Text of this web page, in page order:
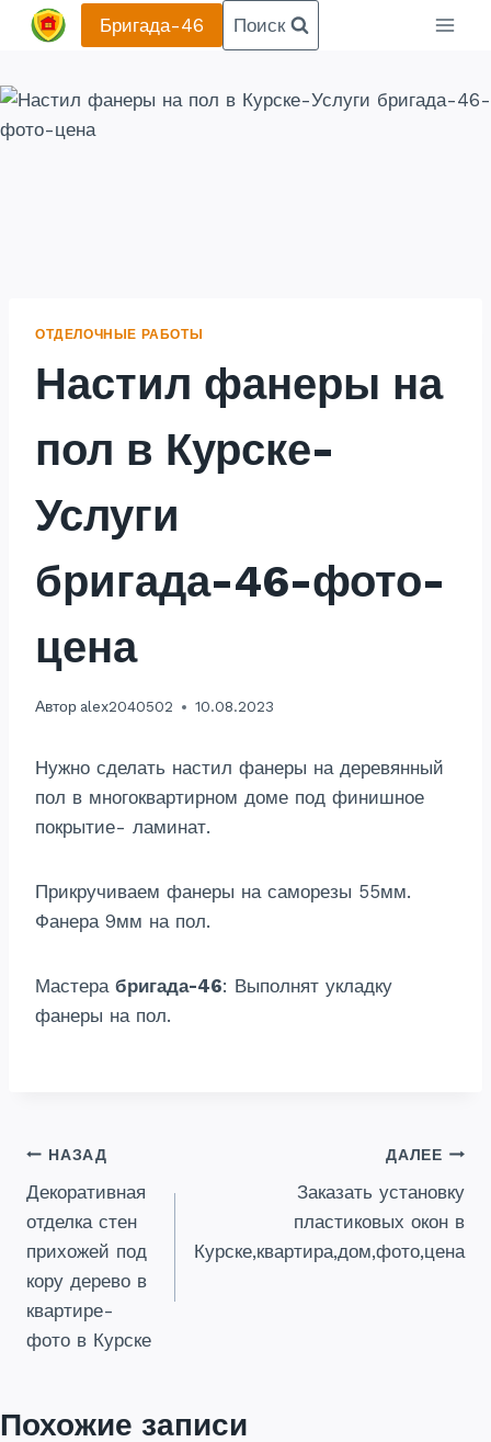
Перейти
Бригада-46 Поиск
ОТДЕЛОЧНЫЕ РАБОТЫ
Настил фанеры на
пол в Курске-
Услуги
бригада-46-фото-
цена
Автор alex2040502 10.08.2023
Нужно сделать настил фанеры на деревянный
пол в многоквартирном доме под финишное
покрытие- ламинат.
Прикручиваем фанеры на саморезы 55мм.
Фанера 9мм на пол.
Мастера бригада-46: Выполнят укладку
фанеры на пол.
Навигация
по
записям
НАЗАД
Декоративная
отделка стен
прихожей под
кору дерево в
квартире-
фото в Курске
ДАЛЕЕ
Заказать установку
пластиковых окон в
Курске,квартира,дом,фото,цена
Похожие записи